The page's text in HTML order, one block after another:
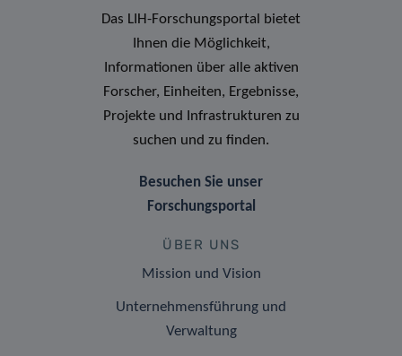
Das LIH-Forschungsportal bietet
Ihnen die Möglichkeit,
Informationen über alle aktiven
Forscher, Einheiten, Ergebnisse,
Projekte und Infrastrukturen zu
suchen und zu finden.
Besuchen Sie unser
Forschungsportal
ÜBER UNS
Mission und Vision
Unternehmensführung und
Verwaltung